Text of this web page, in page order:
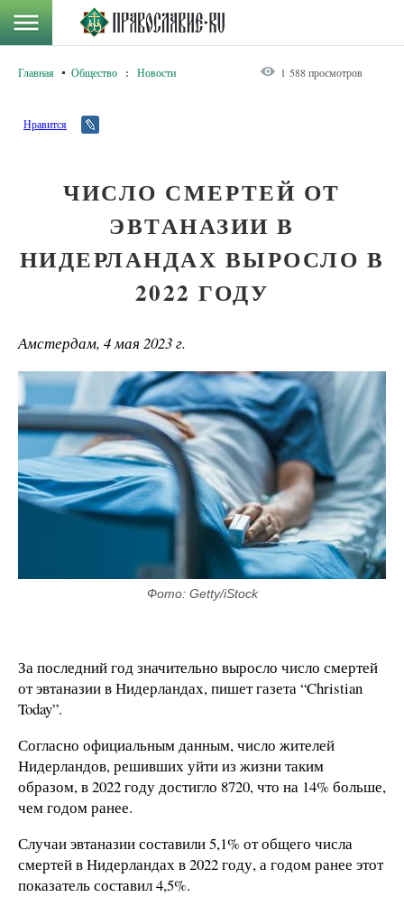
Главная Общество : Новости 1 588 просмотров
Нравится
ЧИСЛО СМЕРТЕЙ ОТ
ЭВТАНАЗИИ В
НИДЕРЛАНДАХ ВЫРОСЛО В
2022 ГОДУ
Амстердам, 4 мая 2023 г.
Фото: Getty/iStock
За последний год значительно выросло число смертей
от эвтаназии в Нидерландах, пишет газета “Christian
Today”.
Согласно официальным данным, число жителей
Нидерландов, решивших уйти из жизни таким
образом, в 2022 году достигло 8720, что на 14% больше,
чем годом ранее.
Случаи эвтаназии составили 5,1% от общего числа
смертей в Нидерландах в 2022 году, а годом ранее этот
показатель составил 4,5%.